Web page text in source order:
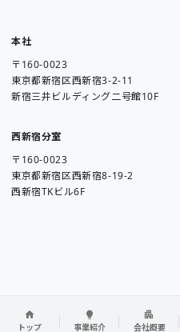
本社
〒160-0023
東京都新宿区西新宿3-2-11
新宿三井ビルディング二号館10F
西新宿分室
〒160-0023
東京都新宿区西新宿8-19-2
西新宿TKビル6F
トップ 事業紹介 会社概要